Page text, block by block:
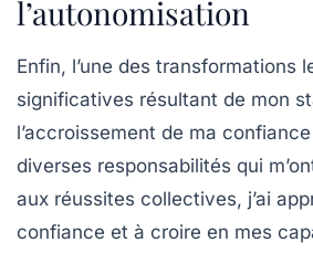
l’autonomisation
Enfin, l’une des transformations
significatives résultant de mon
l’accroissement de ma
diverses responsabilités qui
aux réussites collectives, j’ai
confiance et à croire en mes